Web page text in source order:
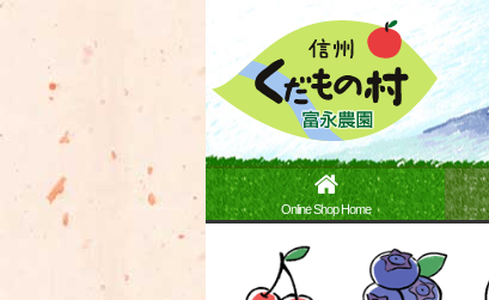
Online Shop Home